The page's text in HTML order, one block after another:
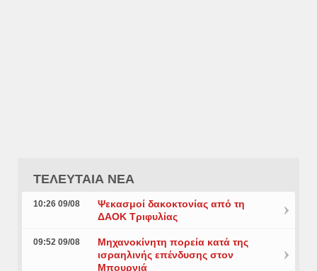
ΤΕΛΕΥΤΑΙΑ ΝΕΑ
10:26 09/08
Ψεκασμοί δακοκτονίας από τη
ΔΑΟΚ Τριφυλίας
09:52 09/08
Μηχανοκίνητη πορεία κατά της
ισραηλινής επένδυσης στον
Μπουρνιά